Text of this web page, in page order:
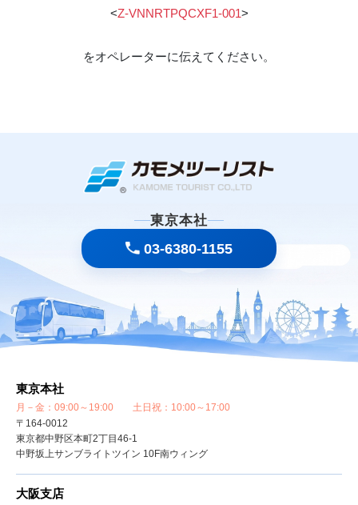
<Z-VNNRTPQCXF1-001>
をオペレーターに伝えてください。
東京本社
03-6380-1155
東京本社
月－金：09:00～19:00 土日祝：10:00～17:00
〒164-0012
東京都中野区本町2丁目46-1
中野坂上サンブライトツイン 10F南ウィング
大阪支店